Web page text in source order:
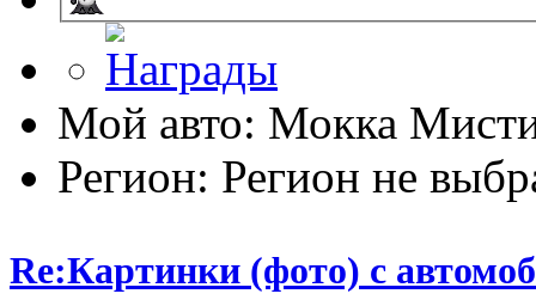
Мой авто: Мокка
Регион: Регион не
Re:Картинки (фото) с